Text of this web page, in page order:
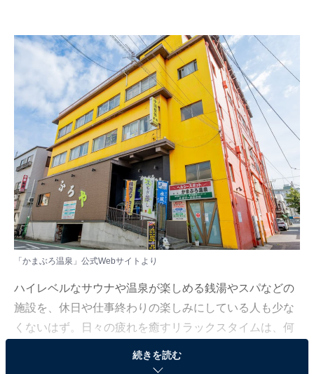
「かまぶろ温泉」公式Webサイトより
ハイレベルなサウナや温泉が楽しめる銭湯やスパなどの
施設を、休日や仕事終わりの楽しみにしている人も少な
くないはず。日々の疲れを癒すリラックスタイムは、何
物にも代えがたい時間ですよね。しかし、近年では高い
人気をほこる施設も多く、どこに行けばよいか迷ってし
続きを読む